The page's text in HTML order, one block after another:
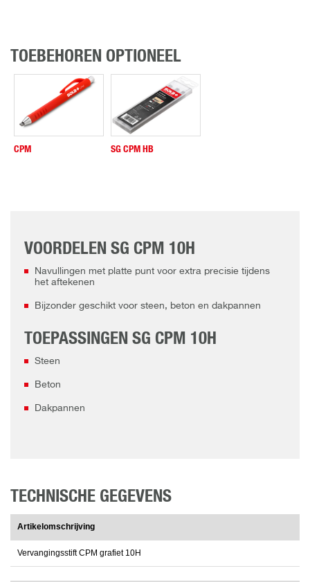
TOEBEHOREN OPTIONEEL
CPM SG CPM HB
VOORDELEN SG CPM 10H
Navullingen met platte punt voor extra precisie tijdens
het aftekenen
Bijzonder geschikt voor steen, beton en dakpannen
TOEPASSINGEN SG CPM 10H
Steen
Beton
Dakpannen
TECHNISCHE GEGEVENS
Artikelomschrijving
Vervangingsstift CPM grafiet 10H